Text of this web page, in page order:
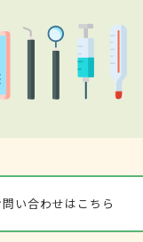
い合わせはこちら